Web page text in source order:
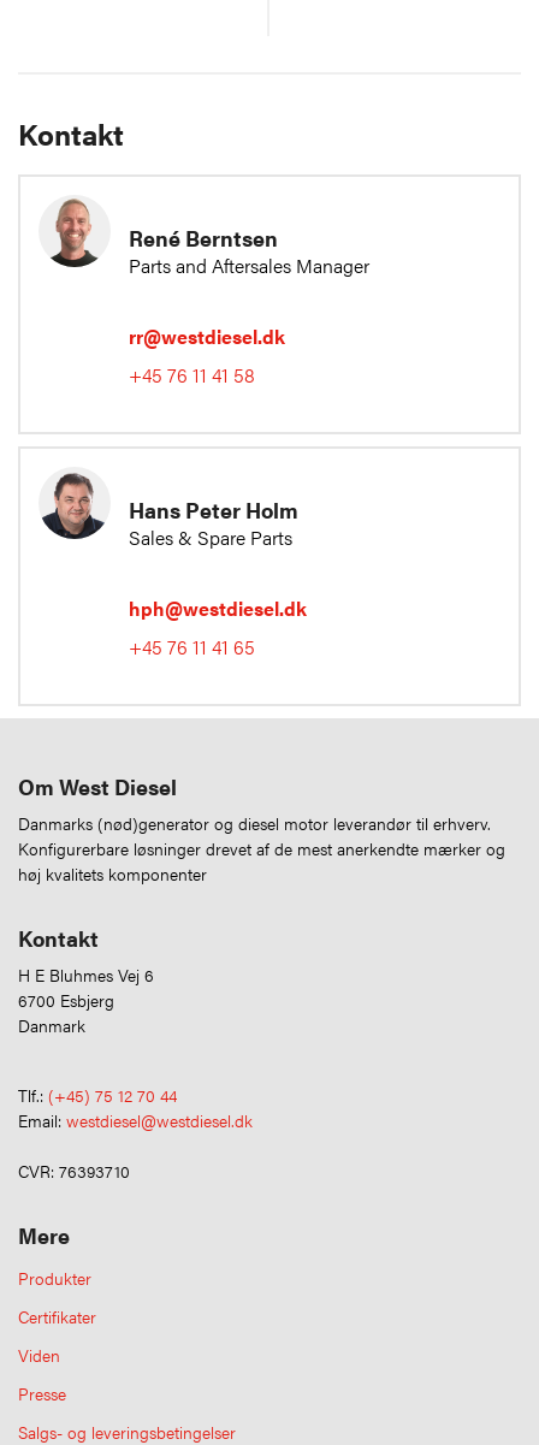
Kontakt
René Berntsen
Parts and Aftersales Manager
rr@westdiesel.dk
+45 76 11 41 58
Hans Peter Holm
Sales & Spare Parts
hph@westdiesel.dk
+45 76 11 41 65
Om West Diesel
Danmarks (nød)generator og diesel motor leverandør til erhverv.
Konfigurerbare løsninger drevet af de mest anerkendte mærker og
høj kvalitets komponenter
Kontakt
H E Bluhmes Vej 6
6700 Esbjerg
Danmark
Tlf.: (+45) 75 12 70 44
Email: westdiesel@westdiesel.dk
CVR: 76393710
Mere
Produkter
Certifikater
Viden
Presse
Salgs- og leveringsbetingelser